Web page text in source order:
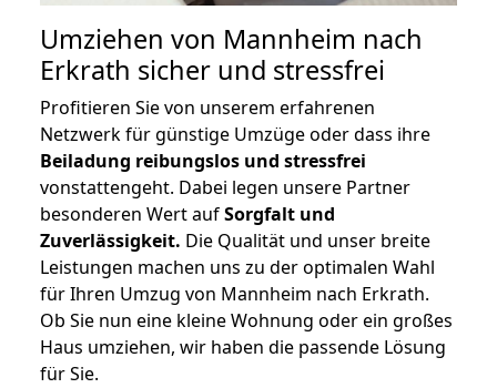
Umziehen von Mannheim nach
Erkrath sicher und stressfrei
Profitieren Sie von unserem erfahrenen
Netzwerk für günstige Umzüge oder dass ihre
Beiladung reibungslos und stressfrei
vonstattengeht. Dabei legen unsere Partner
besonderen Wert aufSorgfalt und
Zuverlässigkeit. Die Qualität und unser breite
Leistungen machen uns zu der optimalen Wahl
für Ihren Umzug von Mannheim nach Erkrath.
Ob Sie nun eine kleine Wohnung oder ein großes
Haus umziehen, wir haben die passende Lösung
für Sie.